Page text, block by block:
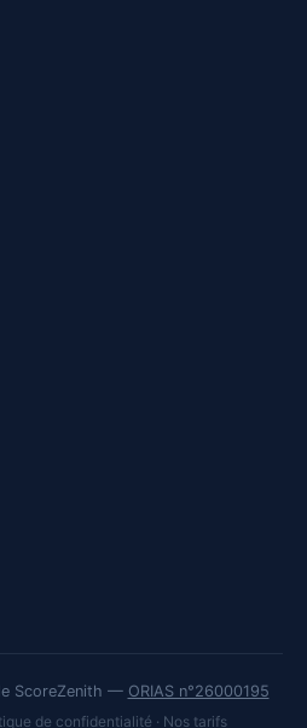
ScoreZenith — ORIAS n°26000195
de confidentialité · Nos tarifs